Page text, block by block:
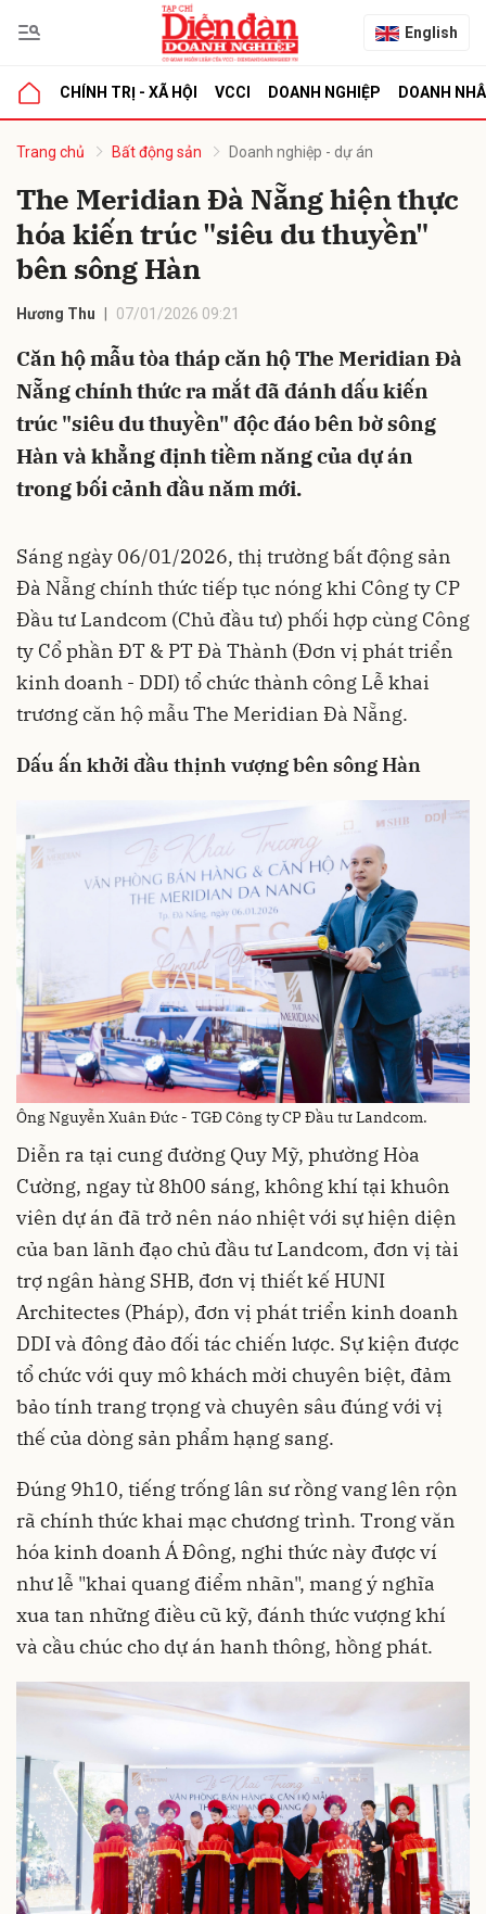
English
CHÍNH TRỊ - XÃ HỘI VCCI DOANH NGHIỆP DOANH
Trang chủ Bất động sản Doanh nghiệp - dự án
The Meridian Đà Nẵng hiện thực
hóa kiến trúc "siêu du thuyền"
bên sông Hàn
Hương Thu 07/01/2026 09:21
Căn hộ mẫu tòa tháp căn hộ The Meridian Đà
Nẵng chính thức ra mắt đã đánh dấu kiến
trúc "siêu du thuyền" độc đáo bên bờ sông
Hàn và khẳng định tiềm năng của dự án
trong bối cảnh đầu năm mới.
Sáng ngày 06/01/2026, thị trường bất động sản
Đà Nẵng chính thức tiếp tục nóng khi Công ty CP
Đầu tư Landcom (Chủ đầu tư) phối hợp cùng Công
ty Cổ phần ĐT & PT Đà Thành (Đơn vị phát triển
kinh doanh - DDI) tổ chức thành công Lễ khai
trương căn hộ mẫu The Meridian Đà Nẵng.
Dấu ấn khởi đầu thịnh vượng bên sông Hàn
Ông Nguyễn Xuân Đức - TGĐ Công ty CP Đầu tư Landcom.
Diễn ra tại cung đường Quy Mỹ, phường Hòa
Cường, ngay từ 8h00 sáng, không khí tại khuôn
viên dự án đã trở nên náo nhiệt với sự hiện diện
của ban lãnh đạo chủ đầu tư Landcom, đơn vị tài
trợ ngân hàng SHB, đơn vị thiết kế HUNI
Architectes (Pháp), đơn vị phát triển kinh doanh
DDI và đông đảo đối tác chiến lược. Sự kiện được
tổ chức với quy mô khách mời chuyên biệt, đảm
bảo tính trang trọng và chuyên sâu đúng với vị
thế của dòng sản phẩm hạng sang.
Đúng 9h10, tiếng trống lân sư rồng vang lên rộn
rã chính thức khai mạc chương trình. Trong văn
hóa kinh doanh Á Đông, nghi thức này được ví
như lễ "khai quang điểm nhãn", mang ý nghĩa
xua tan những điều cũ kỹ, đánh thức vượng khí
và cầu chúc cho dự án hanh thông, hồng phát.
luận
Hủy